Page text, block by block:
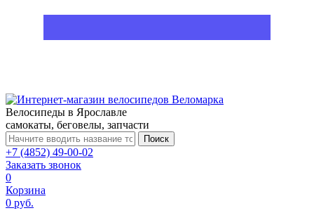
Велосипеды в Ярославле
самокаты, беговелы, запчасти
Поиск
+7 (4852) 49-00-02
Заказать звонок
0
Корзина
0 руб.